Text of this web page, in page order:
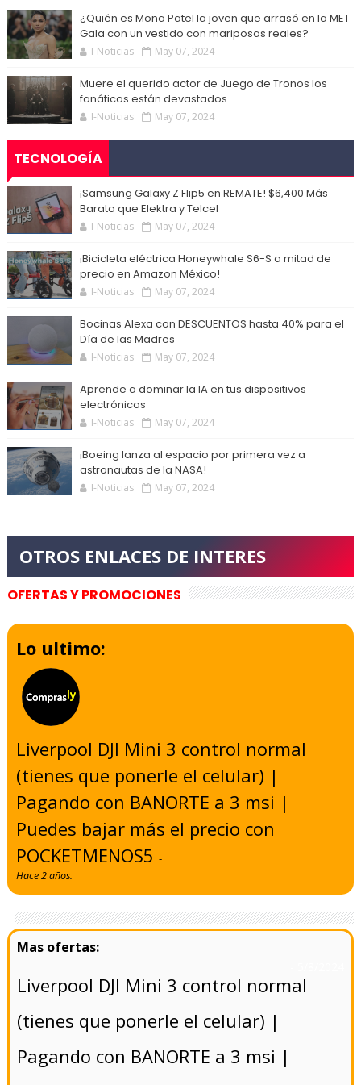
¿Quién es Mona Patel la joven que arrasó en la MET
Gala con un vestido con mariposas reales?
I-Noticias May 07, 2024
Muere el querido actor de Juego de Tronos los
fanáticos están devastados
I-Noticias May 07, 2024
TECNOLOGÍA
¡Samsung Galaxy Z Flip5 en REMATE! $6,400 Más
Barato que Elektra y Telcel
I-Noticias May 07, 2024
¡Bicicleta eléctrica Honeywhale S6-S a mitad de
precio en Amazon México!
I-Noticias May 07, 2024
Bocinas Alexa con DESCUENTOS hasta 40% para el
Día de las Madres
I-Noticias May 07, 2024
Aprende a dominar la IA en tus dispositivos
electrónicos
I-Noticias May 07, 2024
¡Boeing lanza al espacio por primera vez a
astronautas de la NASA!
I-Noticias May 07, 2024
OFERTAS Y PROMOCIONES
Lo ultimo:
Liverpool DJI Mini 3 control normal
(tienes que ponerle el celular) |
Pagando con BANORTE a 3 msi |
Puedes bajar más el precio con
POCKETMENOS5-
Hace 2 años.
Liverpool DJI Mini 3 control normal
(tienes que ponerle el celular) |
Pagando con BANORTE a 3 msi |